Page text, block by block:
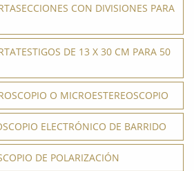
CON DIVISIONES PARA
DE 13 X 30 CM PARA 50
O MICROESTEREOSCOPIO
ELECTRÓNICO DE BARRIDO
DE POLARIZACIÓN